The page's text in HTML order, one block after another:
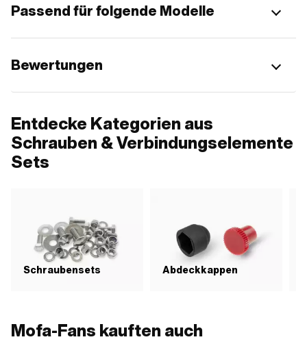
Passend für folgende Modelle
Bewertungen
Entdecke Kategorien aus
Schrauben & Verbindungselemente
Sets
Schraubensets Abdeckkappen
Mofa-Fans kauften auch